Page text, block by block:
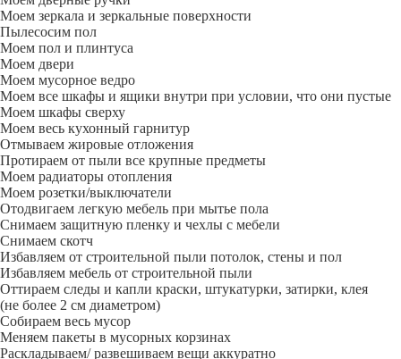
Моем зеркала и зеркальные поверхности
Пылесосим пол
Моем пол и плинтуса
Моем двери
Моем мусорное ведро
Моем все шкафы и ящики внутри при условии, что они пустые
Моем шкафы сверху
Моем весь кухонный гарнитур
Отмываем жировые отложения
Протираем от пыли все крупные предметы
Моем радиаторы отопления
Моем розетки/выключатели
Отодвигаем легкую мебель при мытье пола
Снимаем защитную пленку и чехлы с мебели
Снимаем скотч
Избавляем от строительной пыли потолок, стены и пол
Избавляем мебель от строительной пыли
Оттираем следы и капли краски, штукатурки, затирки, клея
(не более 2 см диаметром)
Собираем весь мусор
Меняем пакеты в мусорных корзинах
Раскладываем/ развешиваем вещи аккуратно